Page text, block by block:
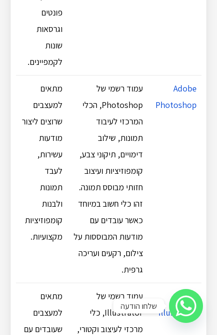
פונטים
וגרסאות
שונות
לקמפיינים.
Adobe
Photoshop
עמוד רשמי של
Photoshop, הכלי
המרכזי לעיבוד
תמונות, שילוב
דימויים, תיקוני צבע,
קומפוזיציות ועיצוב
חזותי מבוסס תמונה.
זהו כלי חשוב במיוחד
כאשר עובדים עם
מודעות המבוססות על
צילום, רקעים ועריכה
גרפית.
מתאים
למעצבים
שרוצים ליצור
מודעות
עשירות,
לעבד
תמונות
ולבנות
קומפוזיציות
מקצועיות.
Adobe
Illustrator
עמוד רשמי של
Illustrator, כלי
מרכזי לעיצוב וקטורי,
מתאים
למעצבים
שעובדים עם
שלחו הודעה